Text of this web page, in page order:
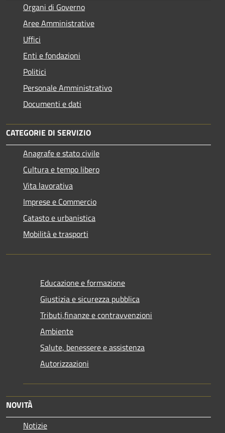
Organi di Governo
Aree Amministrative
Uffici
Enti e fondazioni
Politici
Personale Amministrativo
Documenti e dati
CATEGORIE DI SERVIZIO
Anagrafe e stato civile
Cultura e tempo libero
Vita lavorativa
Imprese e Commercio
Catasto e urbanistica
Mobilità e trasporti
Educazione e formazione
Giustizia e sicurezza pubblica
Tributi,finanze e contravvenzioni
Ambiente
Salute, benessere e assistenza
Autorizzazioni
NOVITÀ
Notizie